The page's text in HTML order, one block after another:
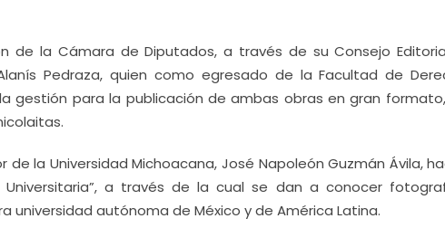
de la Cámara de Diputados, a través de su Consejo
Pedraza, quien como egresado de la Facultad de
la gestión para la publicación de ambas obras en gran
la Universidad Michoacana, José Napoleón Guzmán Ávila,
a través de la cual se dan a conocer
universidad autónoma de México y de América Latina.